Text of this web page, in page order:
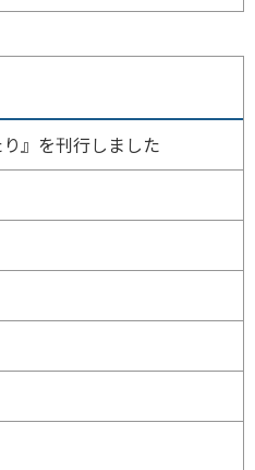
』を刊行しました